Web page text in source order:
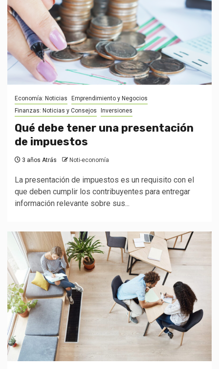
Economía: Noticias
Emprendimiento y Negocios
Finanzas: Noticias y Consejos
Inversiones
Qué debe tener una presentación
de impuestos
3 años Atrás Noti-economía
La presentación de impuestos es un requisito con el
que deben cumplir los contribuyentes para entregar
información relevante sobre sus...